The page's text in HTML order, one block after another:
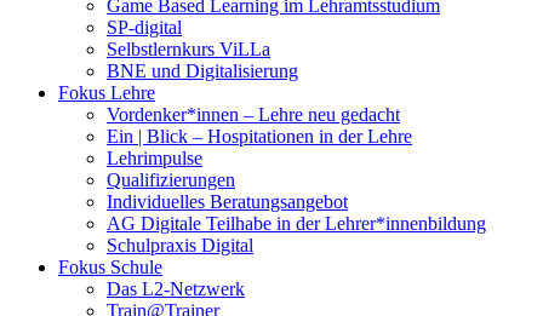
Game Based Learning im Lehramtsstudium
SP-digital
Selbstlernkurs ViLLa
BNE und Digitalisierung
Fokus Lehre
Vordenker*innen – Lehre neu gedacht
Ein | Blick – Hospitationen in der Lehre
Lehrimpulse
Qualifizierungen
Individuelles Beratungsangebot
AG Digitale Teilhabe in der Lehrer*innenbildung
Schulpraxis Digital
Fokus Schule
Das L2-Netzwerk
Train@Trainer